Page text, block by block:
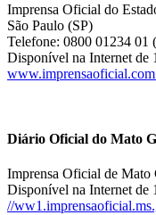
Imprensa Oficial do
São Paulo (SP)
Telefone: 0800 01234 01
Disponível na Internet de
Diário Oficial do Mato
Imprensa Oficial de Mato
Disponível na Internet de
//